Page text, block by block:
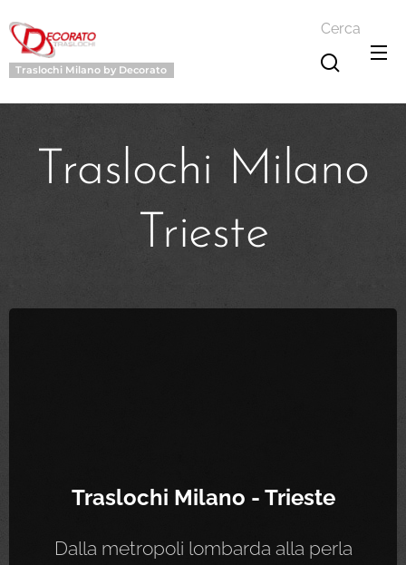
Traslochi Milano by Decorato
Cerca
Traslochi Milano
Trieste
Traslochi Milano - Trieste
Dalla metropoli lombarda alla perla